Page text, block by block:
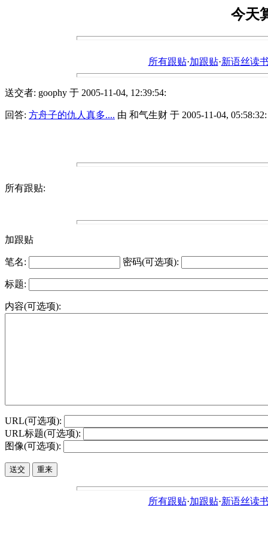
今天
所有跟贴·加跟贴·新语丝读
送交者: goophy 于 2005-11-04, 12:39:54:
回答: 方舟子的仇人真多.... 由 和气生财 于 2005-11-04, 05:58:32:
所有跟贴:
加跟贴
笔名: 密码(可选项):
标题:
内容(可选项):
URL(可选项):
URL标题(可选项):
图像(可选项):
所有跟贴·加跟贴·新语丝读